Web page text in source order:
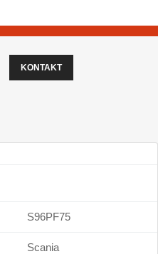
KONTAKT
S96PF75
Scania